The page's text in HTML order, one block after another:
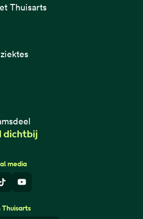
Thuisarts
dichtbij
media
TikTokYoutube
Thuisarts